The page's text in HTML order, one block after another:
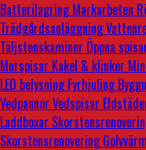
BatterilagringMarkarbeten
Trädgårdsanläggning
Täljstenskaminer Öppna
Murspisar Kakel & klinker
LED belysningFyrhjuling
Vedpannor Vedspisar
Laddboxar
Skorstensrenovering